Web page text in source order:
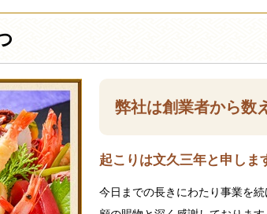
弊社は創業者から数
起こりは文久三年と申しま
今日までの長きにわたり事業を